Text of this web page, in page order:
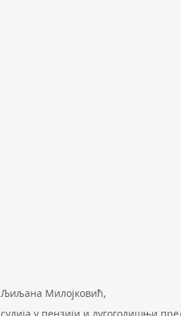
Љиљана Милојковић,